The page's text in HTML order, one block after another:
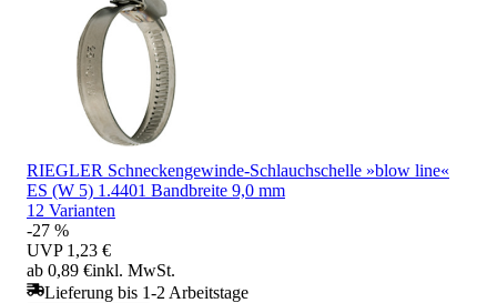
RIEGLER Schneckengewinde-Schlauchschelle »blow line«
ES (W 5) 1.4401 Bandbreite 9,0 mm
12 Varianten
-27 %
UVP 1,23 €
ab 0,89 €inkl. MwSt.
Lieferung bis 1-2 Arbeitstage